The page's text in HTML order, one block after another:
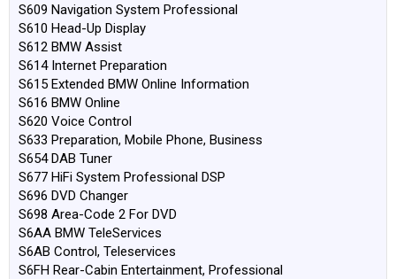
S609 Navigation System Professional
S610 Head-Up Display
S612 BMW Assist
S614 Internet Preparation
S615 Extended BMW Online Information
S616 BMW Online
S620 Voice Control
S633 Preparation, Mobile Phone, Business
S654 DAB Tuner
S677 HiFi System Professional DSP
S696 DVD Changer
S698 Area-Code 2 For DVD
S6AA BMW TeleServices
S6AB Control, Teleservices
S6FH Rear-Cabin Entertainment, Professional